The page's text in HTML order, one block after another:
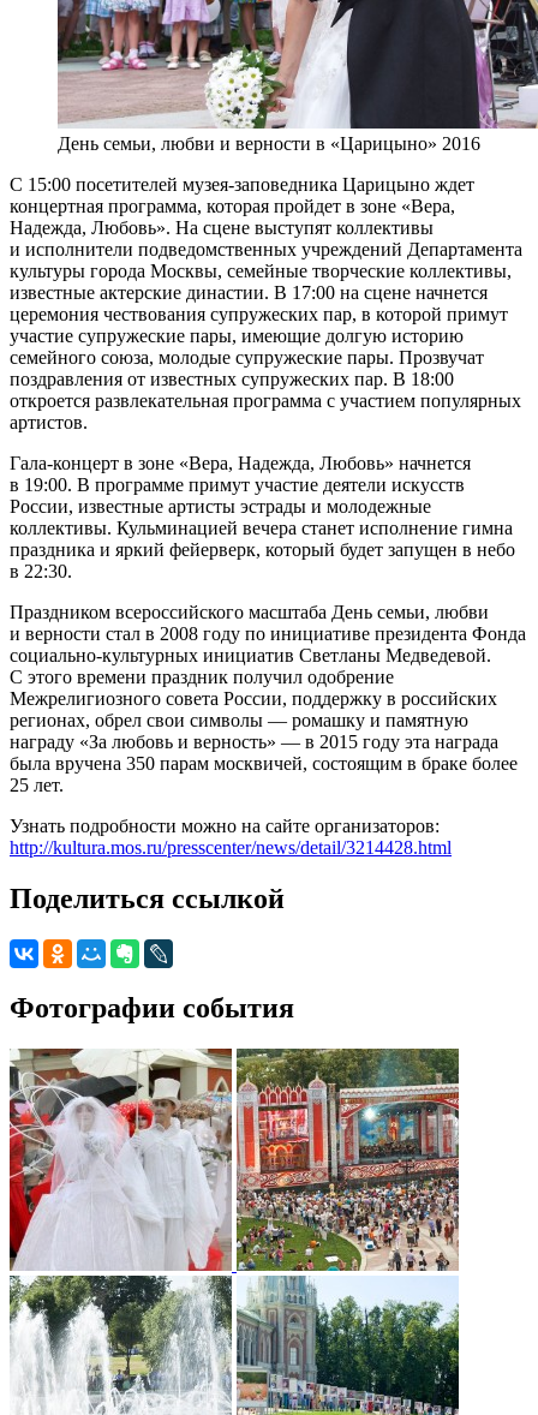
День семьи, любви и верности в «Царицыно» 2016
С 15:00 посетителей музея-заповедника Царицыно ждет
концертная программа, которая пройдет в зоне «Вера,
Надежда, Любовь». На сцене выступят коллективы
и исполнители подведомственных учреждений Департамента
культуры города Москвы, семейные творческие коллективы,
известные актерские династии. В 17:00 на сцене начнется
церемония чествования супружеских пар, в которой примут
участие супружеские пары, имеющие долгую историю
семейного союза, молодые супружеские пары. Прозвучат
поздравления от известных супружеских пар. В 18:00
откроется развлекательная программа с участием популярных
артистов.
Гала-концерт в зоне «Вера, Надежда, Любовь» начнется
в 19:00. В программе примут участие деятели искусств
России, известные артисты эстрады и молодежные
коллективы. Кульминацией вечера станет исполнение гимна
праздника и яркий фейерверк, который будет запущен в небо
в 22:30.
Праздником всероссийского масштаба День семьи, любви
и верности стал в 2008 году по инициативе президента Фонда
социально-культурных инициатив Светланы Медведевой.
С этого времени праздник получил одобрение
Межрелигиозного совета России, поддержку в российских
регионах, обрел свои символы — ромашку и памятную
награду «За любовь и верность» — в 2015 году эта награда
была вручена 350 парам москвичей, состоящим в браке более
25 лет.
Узнать подробности можно на сайте организаторов:
http://kultura.mos.ru/presscenter/news/detail/3214428.html
Поделиться ссылкой
Фотографии события